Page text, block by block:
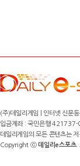
(주)데일리게임 | 인터넷 신문
입금계좌 : 국민은행
데일리게임의 모든 콘텐츠는
Copyright ⓒ데일리e스포츠.